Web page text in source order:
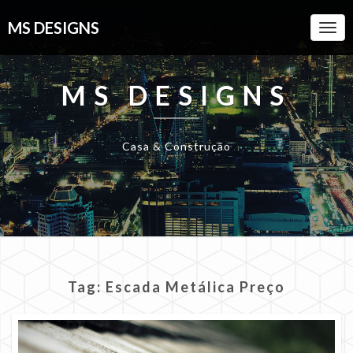
MS DESIGNS
MS DESIGNS
Casa & Construção
Tag: Escada Metálica Preço